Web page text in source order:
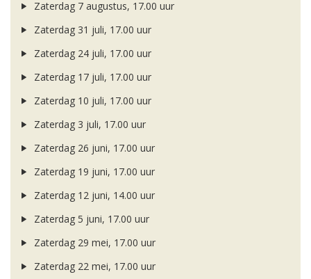
Zaterdag 7 augustus, 17.00 uur
Zaterdag 31 juli, 17.00 uur
Zaterdag 24 juli, 17.00 uur
Zaterdag 17 juli, 17.00 uur
Zaterdag 10 juli, 17.00 uur
Zaterdag 3 juli, 17.00 uur
Zaterdag 26 juni, 17.00 uur
Zaterdag 19 juni, 17.00 uur
Zaterdag 12 juni, 14.00 uur
Zaterdag 5 juni, 17.00 uur
Zaterdag 29 mei, 17.00 uur
Zaterdag 22 mei, 17.00 uur